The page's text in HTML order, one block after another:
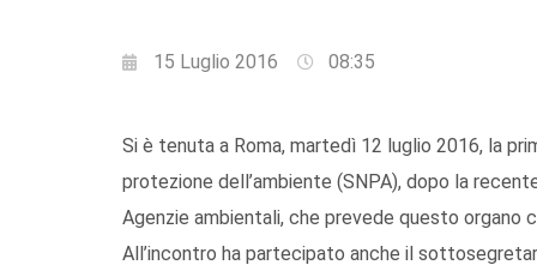
15 Luglio 2016 08:35
Si è tenuta a Roma, martedì 12 luglio 2016, la
protezione dell’ambiente (SNPA), dopo la
Agenzie ambientali, che prevede questo organo
All’incontro ha partecipato anche il